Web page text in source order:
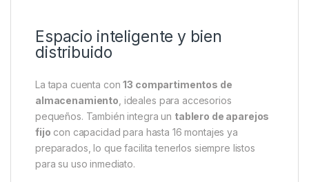
Espacio inteligente y bien
distribuido
La tapa cuenta con13 compartimentos de
almacenamiento , ideales para accesorios
pequeños. También integra un tablero de aparejos
fijo con capacidad para hasta 16 montajes ya
preparados, lo que facilita tenerlos siempre listos
para su uso inmediato.